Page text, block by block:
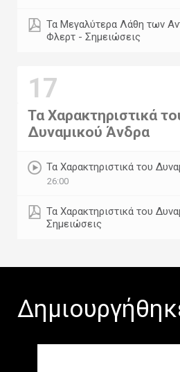
Τα Μεγαλύτερα Λάθη των
Φλερτ - Σημειώσεις
17
Τα Χαρακτηριστικά
Δυναμικού Άνδρα
Τα Χαρακτηριστικά του
26:00
Τα Χαρακτηριστικά του
Σημειώσεις